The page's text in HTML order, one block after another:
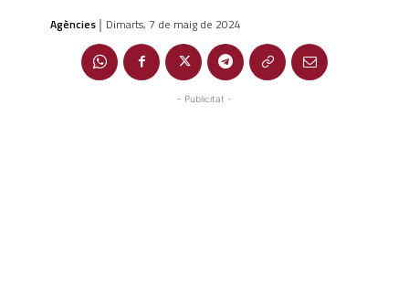
Agències | Dimarts, 7 de maig de 2024
- Publicitat -